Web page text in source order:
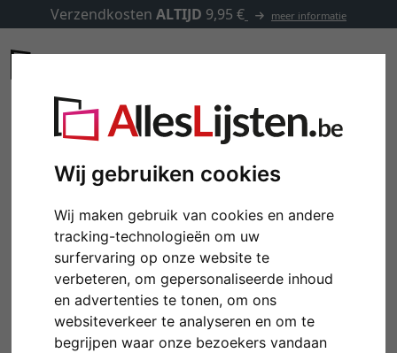
Wij gebruiken cookies
Wij maken gebruik van cookies en andere
tracking-technologieën om uw
surfervaring op onze website te
verbeteren, om gepersonaliseerde inhoud
en advertenties te tonen, om ons
websiteverkeer te analyseren en om te
begrijpen waar onze bezoekers vandaan
Verzendkosten ALTIJD 9,95 € meer informatie
Terug